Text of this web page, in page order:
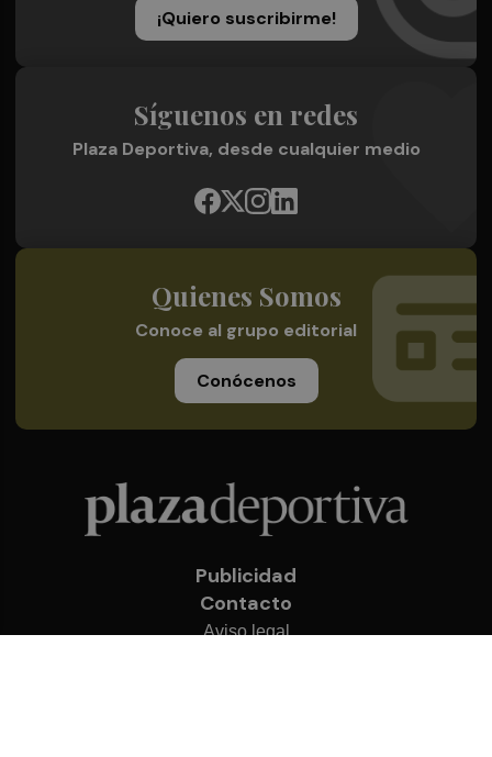
¡Quiero suscribirme!
Síguenos en redes
Plaza Deportiva, desde cualquier medio
Quienes Somos
Conoce al grupo editorial
Conócenos
Publicidad
Contacto
Aviso legal